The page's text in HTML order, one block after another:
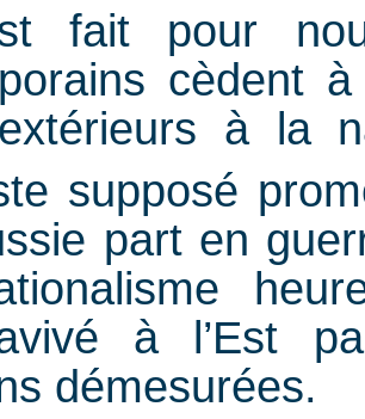
fait pour
cèdent
à la
supposé
part en
à l’Est
démesurées.